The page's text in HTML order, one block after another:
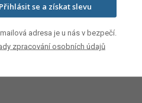
Přihlásit se a získat slevu
adresa je u nás v bezpečí.
zpracování osobních údajů